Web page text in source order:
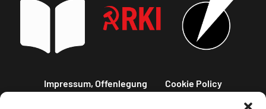
Impressum, Offenlegung Cookie Policy